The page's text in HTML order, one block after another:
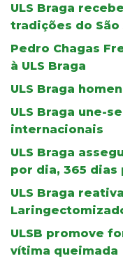
ULS Braga
tradições do São
Pedro Chagas
à ULS Braga
ULS Braga
ULS Braga une-
internacionais
ULS Braga
por dia, 365 dias
ULS Braga
ULSB promove
vítima queimada